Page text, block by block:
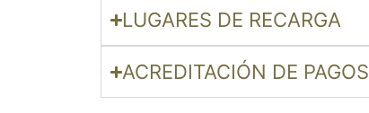
LUGARES DE RECARGA
ACREDITACIÓN DE PAGOS